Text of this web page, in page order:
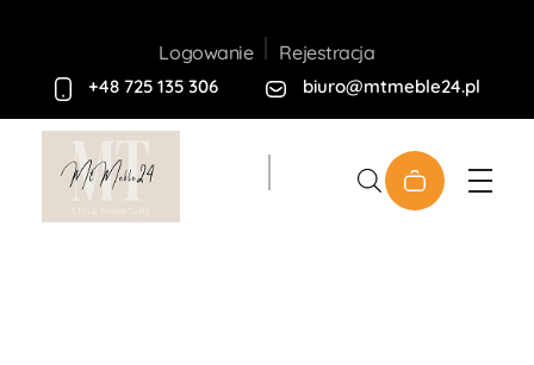
Logowanie Rejestracja
+48 725 135 306 biuro@mtmeble24.pl